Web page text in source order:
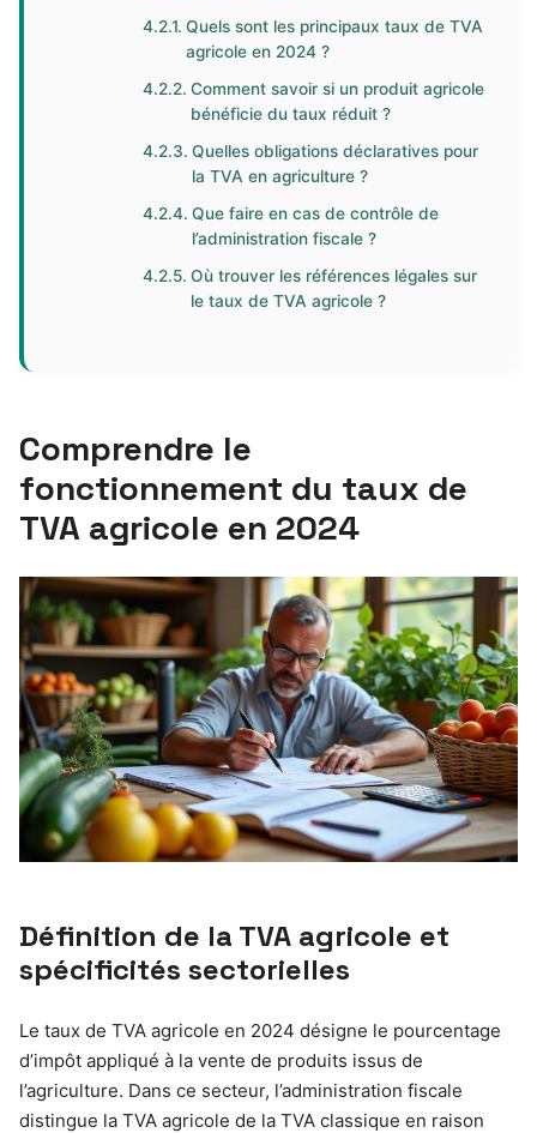
Quels sont les principaux taux de TVA
agricole en 2024 ?
Comment savoir si un produit agricole
bénéficie du taux réduit ?
Quelles obligations déclaratives pour
la TVA en agriculture ?
Que faire en cas de contrôle de
l’administration fiscale ?
Où trouver les références légales sur
le taux de TVA agricole ?
Comprendre le
fonctionnement du taux de
TVA agricole en 2024
Définition de la TVA agricole et
spécificités sectorielles
Le taux de TVA agricole en 2024 désigne le pourcentage
d’impôt appliqué à la vente de produits issus de
l’agriculture. Dans ce secteur, l’administration fiscale
distingue la TVA agricole de la TVA classique en raison